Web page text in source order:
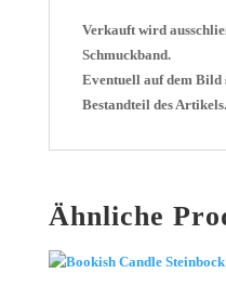
Verkauft wird
Schmuckband.
Eventuell auf dem Bild
Bestandteil des Artikels.
Ähnliche